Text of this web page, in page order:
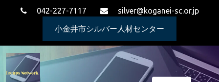
042-227-7117 silver@koganei-sc.or.jp
小金井市シルバー人材センター